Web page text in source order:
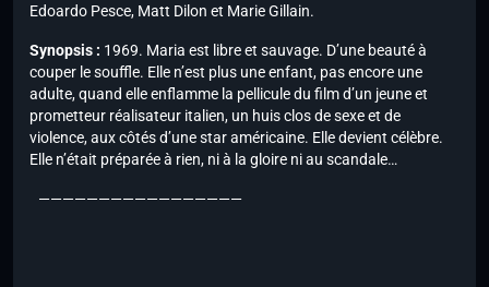
Edoardo Pesce, Matt Dilon et Marie Gillain.
Synopsis : 1969. Maria est libre et sauvage. D’une beauté à
couper le souffle. Elle n’est plus une enfant, pas encore une
adulte, quand elle enflamme la pellicule du film d’un jeune et
prometteur réalisateur italien, un huis clos de sexe et de
violence, aux côtés d’une star américaine. Elle devient célèbre.
Elle n’était préparée à rien, ni à la gloire ni au scandale…
—————————————————